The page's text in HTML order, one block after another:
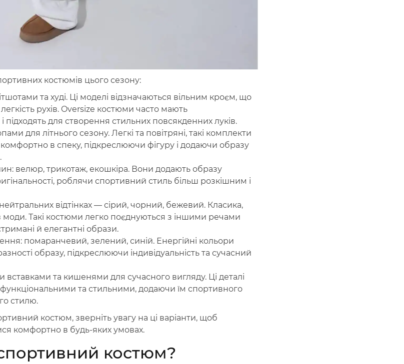
костюмів цього сезону:
та худі. Ці моделі відзначаються вільним кроєм, що
рухів. Oversize костюми часто мають
підходять для створення стильних повсякденних луків.
для літнього сезону. Легкі та повітряні, такі комплекти
в спеку, підкреслюючи фігуру і додаючи образу
велюр, трикотаж, екошкіра. Вони додають образу
роблячи спортивний стиль більш розкішним і
відтінках — сірий, чорний, бежевий. Класика,
моди. Такі костюми легко поєднуються з іншими речами
й елегантні образи.
помаранчевий, зелений, синій. Енергійні кольори
образу, підкреслюючи індивідуальність та сучасний
та кишенями для сучасного вигляду. Ці деталі
та стильними, додаючи їм спортивного
стилю.
костюм, зверніть увагу на ці варіанти, щоб
комфортно в будь-яких умовах.
костюм?